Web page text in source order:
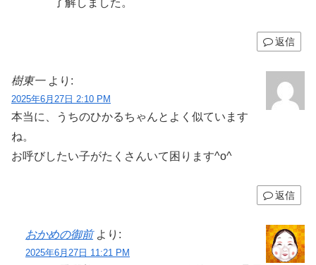
了解しました。
返信
樹東一 より:
2025年6月27日 2:10 PM
本当に、うちのひかるちゃんとよく似ています
ね。
お呼びしたい子がたくさんいて困ります^o^
返信
おかめの御前 より:
2025年6月27日 11:21 PM